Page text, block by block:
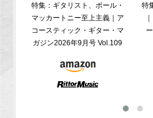
特集：ギタリスト、ポール・
マッカートニー至上主義｜ア
コースティック・ギター・マ
ガジン2026年9月号 Vol.109
特